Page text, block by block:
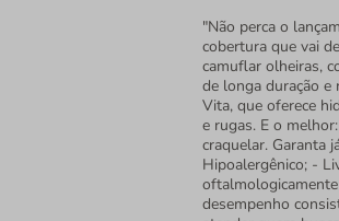
"Não perca o
cobertura que vai
camuflar olheiras,
de longa duração
Vita, que oferece
e rugas. E o
craquelar. Garanta
Hipoalergênico; -
desempenho